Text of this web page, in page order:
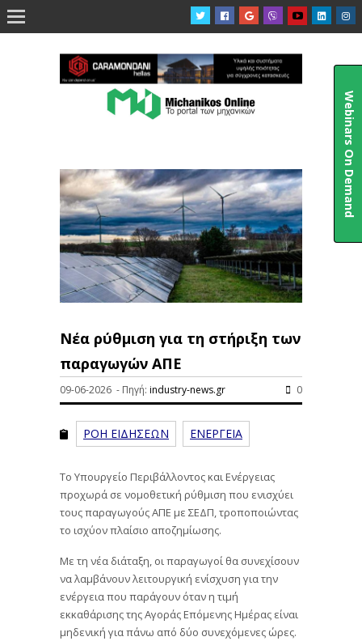

Νέα ρύθμιση για τη στήριξη των
παραγωγών ΑΠΕ
09-06-2026 - Πηγή: industry-news.gr 0
ΡΟΗ ΕΙΔΗΣΕΩΝ ΕΝΕΡΓΕΙΑ
Το Υπουργείο Περιβάλλοντος και Ενέργειας
προχωρά σε νομοθετική ρύθμιση που ενισχύει
τους παραγωγούς ΑΠΕ με ΣΕΔΠ, τροποποιώντας
το ισχύον πλαίσιο αποζημίωσης.
Με τη νέα διάταξη, οι παραγωγοί θα συνεχίσουν
να λαμβάνουν λειτουργική ενίσχυση για την
ενέργεια που παράγουν όταν η τιμή
εκκαθάρισης της Αγοράς Επόμενης Ημέρας είναι
μηδενική για πάνω από δύο συνεχόμενες ώρες.
Webinars On Demand